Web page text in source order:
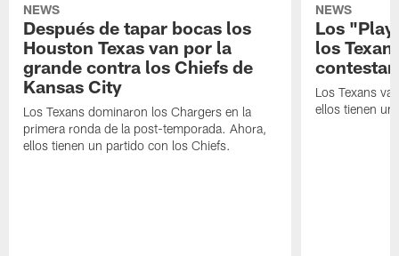
NEWS
Después de tapar bocas los
Houston Texas van por la
grande contra los Chiefs de
Kansas City
Los Texans dominaron los Chargers en la
primera ronda de la post-temporada. Ahora,
ellos tienen un partido con los Chiefs.
NEWS
Los
los
contestar
Los Texans
ellos tienen un